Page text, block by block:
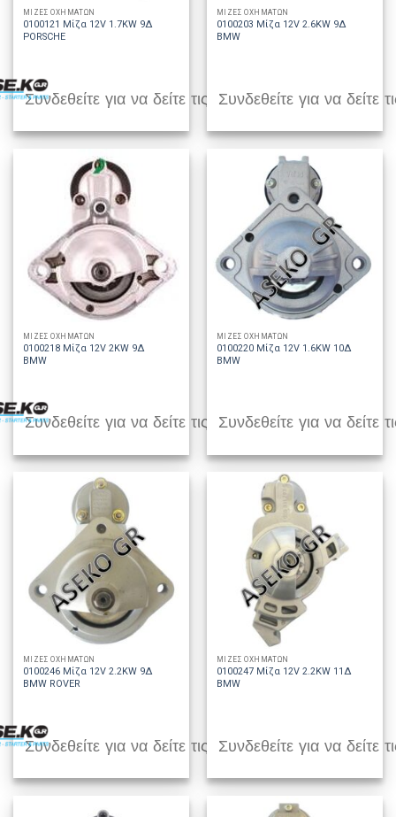
ΜΙΖΕΣ ΟΧΗΜΑΤΩΝ
0100121 Μίζα 12V 1.7KW 9Δ
PORSCHE
Συνδεθείτε για να δείτε τις τιμές
ΜΙΖΕΣ ΟΧΗΜΑΤΩΝ
0100203 Μίζα 12V 2.6KW 9Δ
BMW
Συνδεθείτε για να δείτε
ΜΙΖΕΣ ΟΧΗΜΑΤΩΝ
0100218 Μίζα 12V 2KW 9Δ
BMW
Συνδεθείτε για να δείτε τις τιμές
ΜΙΖΕΣ ΟΧΗΜΑΤΩΝ
0100220 Μίζα 12V 1.6KW 10Δ
BMW
Συνδεθείτε για να δείτε
ΜΙΖΕΣ ΟΧΗΜΑΤΩΝ
0100246 Μίζα 12V 2.2KW 9Δ
BMW ROVER
Συνδεθείτε για να δείτε τις τιμές
ΜΙΖΕΣ ΟΧΗΜΑΤΩΝ
0100247 Μίζα 12V 2.2KW 11Δ
BMW
Συνδεθείτε για να δείτε